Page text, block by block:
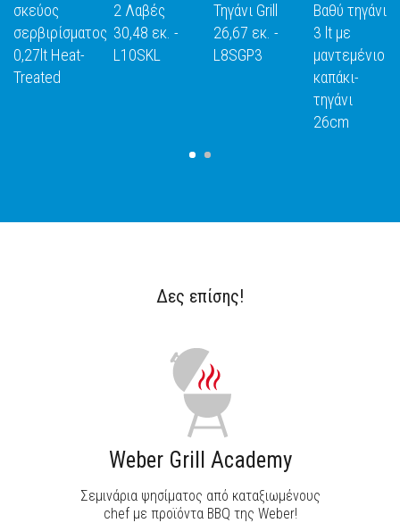
ΑΝΑΚΑΛΥΨΕ
ΤΟ
σκεύος
σερβιρίσματος
0,27lt Heat-
Treated
ΑΝΑΚΑΛΥΨΕ
ΤΟ
2 Λαβές
30,48 εκ. -
L10SKL
ΑΝΑΚΑΛΥΨΕ
ΤΟ
Τηγάνι Grill
26,67 εκ. -
L8SGP3
ΤΟ
Βαθύ τηγάνι
3 lt με
μαντεμένιο
καπάκι-
τηγάνι
26cm
Δες επίσης!
Weber Grill Academy
Σεμινάρια ψησίματος από καταξιωμένους
chef με προϊόντα BBQ της Weber!